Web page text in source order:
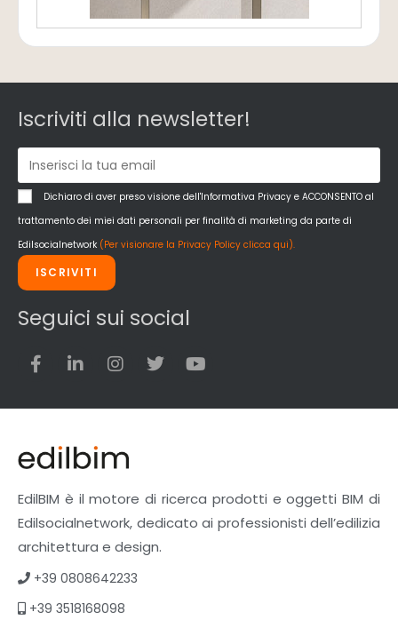
Iscriviti alla newsletter!
Dichiaro di aver preso visione dell'Informativa Privacy e ACCONSENTO al
trattamento dei miei dati personali per finalità di marketing da parte di
Edilsocialnetwork (Per visionare la Privacy Policy clicca qui).
ISCRIVITI
Seguici sui social
EdilBIM è il motore di ricerca prodotti e oggetti BIM di
Edilsocialnetwork, dedicato ai professionisti dell’edilizia
architettura e design.
+39 0808642233
+39 3518168098